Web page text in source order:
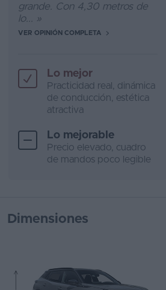
grande. Con 4,30 metros de
lo... »
VER OPINIÓN COMPLETA
Lo mejor
Practicidad real, dinámica
de conducción, estética
atractiva
Lo mejorable
Precio elevado, cuadro
de mandos poco legible
Dimensiones